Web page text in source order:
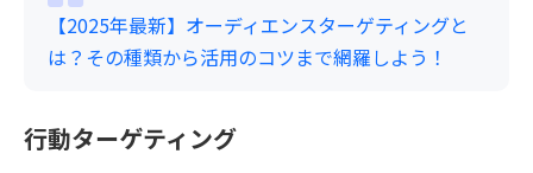
【2025年最新】オーディエンスターゲティングと
は？その種類から活用のコツまで網羅しよう！
行動ターゲティング